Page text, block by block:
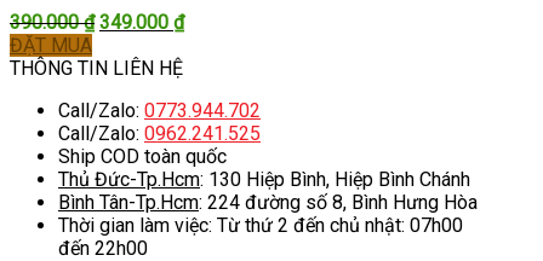
390.000₫ Giá
là:
349.000 ₫Giá
349.000 ₫.
ĐẶT MUA
THÔNG TIN LIÊN HỆ
Call/Zalo: 0773.944.702
Call/Zalo: 0962.241.525
Ship COD toàn quốc
Thủ Đức-Tp.Hcm: 130 Hiệp Bình, Hiệp Bình Chánh
Bình Tân-Tp.Hcm: 224 đường số 8, Bình Hưng Hòa
Thời gian làm việc: Từ thứ 2 đến chủ nhật: 07h00
đến 22h00